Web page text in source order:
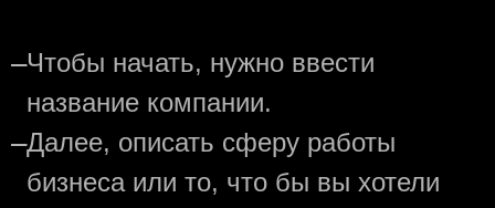
—Чтобы начать, нужно ввести
название компании.
—Далее, описать сферу работы
бизнеса или то, что бы вы хотели